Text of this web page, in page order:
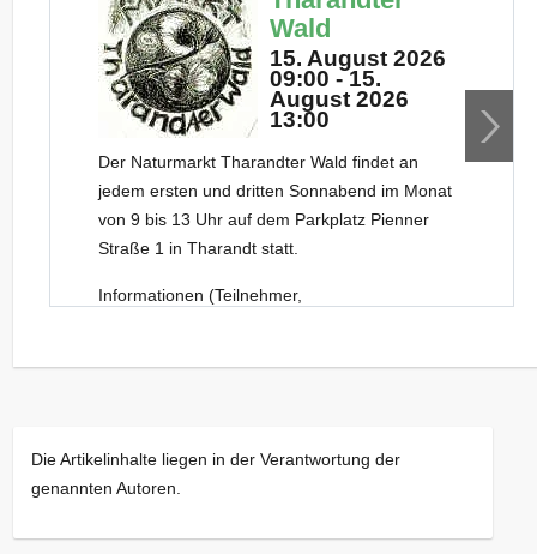
Wald
15. August 2026
09:00 - 15.
August 2026
13:00
Der Naturmarkt Tharandter Wald findet an
jedem ersten und dritten Sonnabend im Monat
von 9 bis 13 Uhr auf dem Parkplatz Pienner
Straße 1 in Tharandt statt.
Informationen (Teilnehmer,
Wir von der Johannishöhe organisieren den
Sie sich bitte an uns.
Die Artikelinhalte liegen in der Verantwortung der
genannten Autoren.